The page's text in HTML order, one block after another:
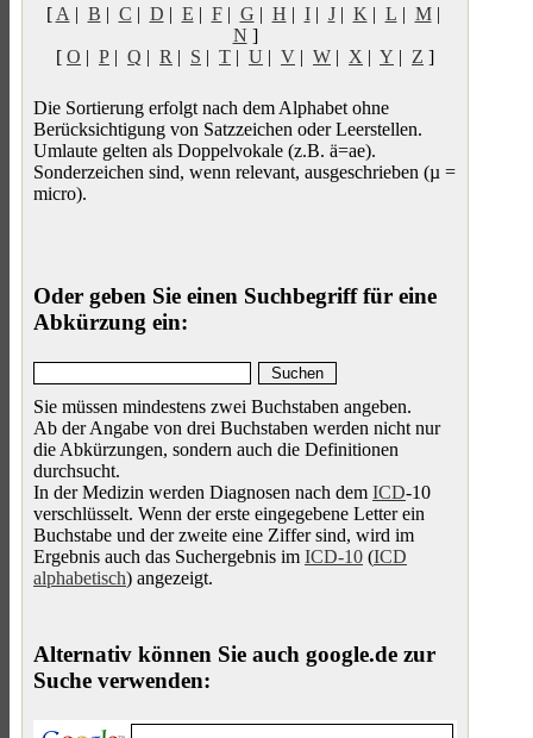
[ A | B | C | D | E | F| G | H | I| J| K | L | M|
N ]
[ O | P | Q | R | S | T | U | V | W | X | Y | Z ]
Die Sortierung erfolgt nach dem Alphabet ohne
Berücksichtigung von Satzzeichen oder Leerstellen.
Umlaute gelten als Doppelvokale (z.B. ä=ae).
Sonderzeichen sind, wenn relevant, ausgeschrieben (µ =
micro).
Oder geben Sie einen Suchbegriff für eine
Abkürzung ein:
Sie müssen mindestens zwei Buchstaben angeben.
Ab der Angabe von drei Buchstaben werden nicht nur
die Abkürzungen, sondern auch die Definitionen
durchsucht.
In der Medizin werden Diagnosen nach dem ICD-10
verschlüsselt. Wenn der erste eingegebene Letter ein
Buchstabe und der zweite eine Ziffer sind, wird im
Ergebnis auch das Suchergebnis im ICD-10 (ICD
alphabetisch) angezeigt.
Alternativ können Sie auch google.de zur
Suche verwenden: